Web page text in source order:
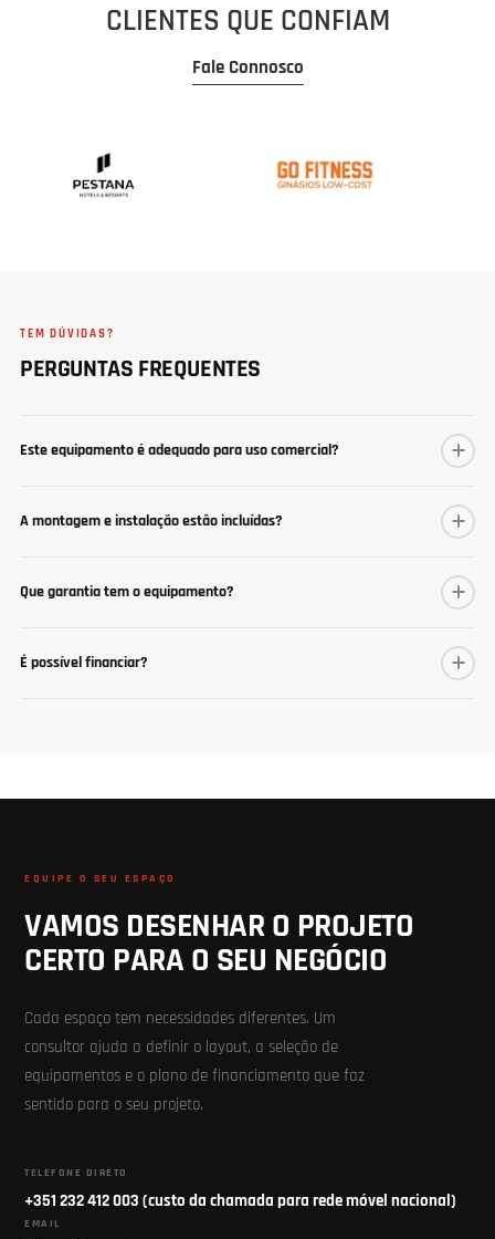
CLIENTES QUE CONFIAM
Fale Connosco
TEM DÚVIDAS?
PERGUNTAS FREQUENTES
Este equipamento é adequado para uso comercial?
A montagem e instalação estão incluídas?
Que garantia tem o equipamento?
É possível financiar?
EQUIPE O SEU ESPAÇO
VAMOS DESENHAR O PROJETO
CERTO PARA O SEU NEGÓCIO
Cada espaço tem necessidades diferentes. Um
consultor ajuda a definir o layout, a seleção de
equipamentos e o plano de financiamento que faz
sentido para o seu projeto.
TELEFONE DIRETO
+351 232 412 003 (custo da chamada para rede móvel nacional)
EMAIL